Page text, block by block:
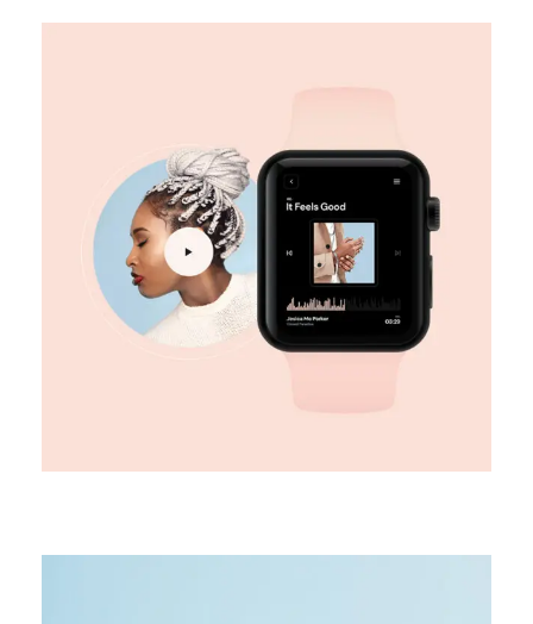
DESIGN
Digital marketing